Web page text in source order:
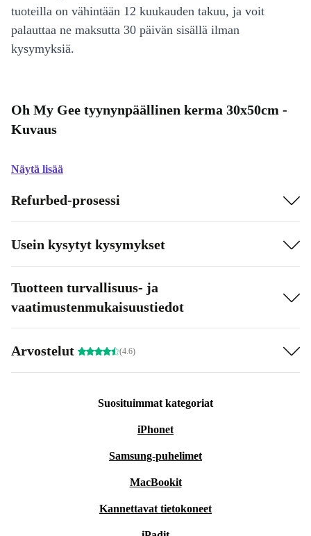
tuoteilla on vähintään 12 kuukauden takuu, ja voit
palauttaa ne maksutta 30 päivän sisällä ilman
kysymyksiä.
Oh My Gee tyynynpäällinen kerma 30x50cm -
Kuvaus
Näytä lisää
Refurbed-prosessi
Usein kysytyt kysymykset
Tuotteen turvallisuus- ja
vaatimustenmukaisuustiedot
Arvostelut (4.6)
Suosituimmat kategoriat
iPhonet
Samsung-puhelimet
MacBookit
Kannettavat tietokoneet